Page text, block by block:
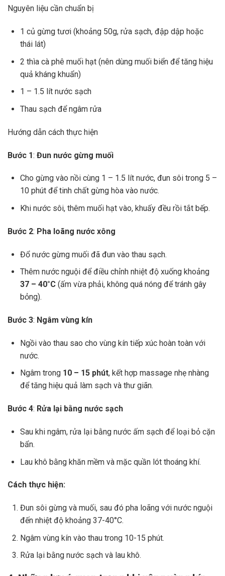
Nguyên liệu cần chuẩn bị
1 củ gừng tươi (khoảng 50g, rửa sạch, đập dập hoặc
thái lát)
2 thìa cà phê muối hạt (nên dùng muối biển để tăng hiệu
quả kháng khuẩn)
1 – 1.5 lít nước sạch
Thau sạch để ngâm rửa
Hướng dẫn cách thực hiện
Bước 1: Đun nước gừng muối
Cho gừng vào nồi cùng 1 – 1.5 lít nước, đun sôi trong 5 –
10 phút để tinh chất gừng hòa vào nước.
Khi nước sôi, thêm muối hạt vào, khuấy đều rồi tắt bếp.
Bước 2: Pha loãng nước xông
Đổ nước gừng muối đã đun vào thau sạch.
Thêm nước nguội để điều chỉnh nhiệt độ xuống khoảng
37 – 40°C (ấm vừa phải, không quá nóng để tránh gây
bỏng).
Bước 3: Ngâm vùng kín
Ngồi vào thau sao cho vùng kín tiếp xúc hoàn toàn với
nước.
Ngâm trong 10 – 15 phút, kết hợp massage nhẹ nhàng
để tăng hiệu quả làm sạch và thư giãn.
Bước 4: Rửa lại bằng nước sạch
Sau khi ngâm, rửa lại bằng nước ấm sạch để loại bỏ cặn
bẩn.
Lau khô bằng khăn mềm và mặc quần lót thoáng khí.
Cách thực hiện:
Đun sôi gừng và muối, sau đó pha loãng với nước nguội
đến nhiệt độ khoảng 37-40°C.
Ngâm vùng kín vào thau trong 10-15 phút.
Rửa lại bằng nước sạch và lau khô.